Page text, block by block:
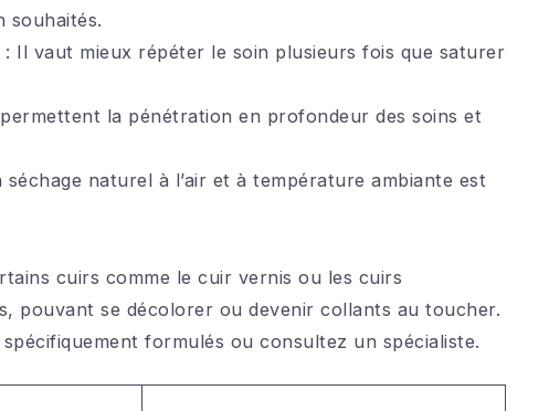
souhaités.
: Il vaut mieux répéter le soin plusieurs fois que saturer
la pénétration en profondeur des soins et
séchage naturel à l’air et à température ambiante est
cuirs comme le cuir vernis ou les cuirs
pouvant se décolorer ou devenir collants au toucher.
formulés ou consultez un spécialiste.